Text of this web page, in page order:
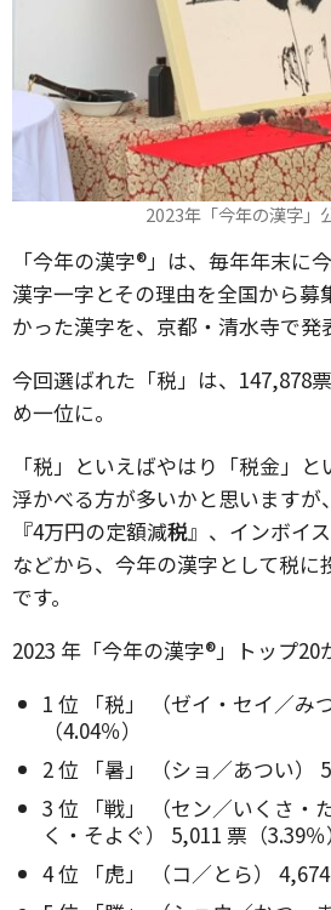
2023年「今年の漢字」
「今年の漢字®」は、毎年年末に
漢字一字とその理由を全国から募
かった漢字を、京都・清水寺で発
今回選ばれた「税」は、147,878
め一位に。
「税」といえばやはり「税金」
浮かべる方が多いかと思いますが
『4万円の定額減税』、インボイ
などから、今年の漢字として税に
です。
2023 年「今年の漢字®」トップ20
1 位 「税」 （ゼイ・セイ／み
（4.04％）
2 位 「暑」 （ショ／あつい）
3 位 「戦」 （セン／いくさ・
く・そよぐ） 5,011 票（3.39％）
4 位 「虎」 （コ／とら） 4,674